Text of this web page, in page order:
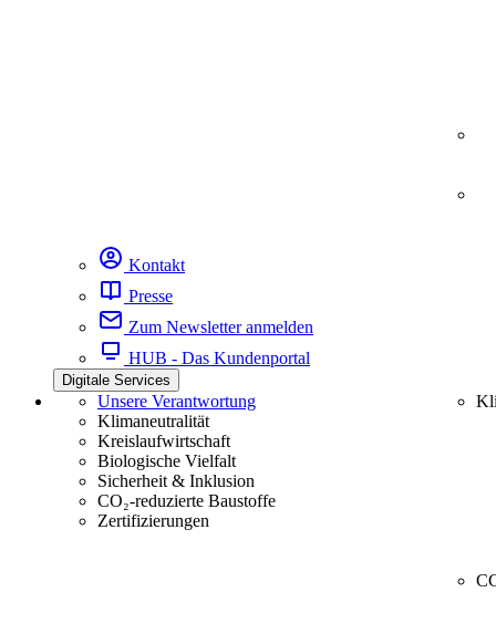
Kontakt
Presse
Zum Newsletter anmelden
HUB - Das Kundenportal
Digitale Services
Unsere Verantwortung
Klimaneutralität
Kreislaufwirtschaft
Biologische Vielfalt
Sicherheit & Inklusion
CO₂-reduzierte Baustoffe
Zertifizierungen